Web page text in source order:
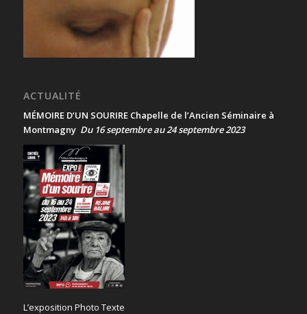
ACTUALITÉ
MÉMOIRE D’UN SOURIRE Chapelle de l’Ancien Séminaire à
Montmagny Du 16 septembre au 24 septembre 2023
L’exposition Photo Texte